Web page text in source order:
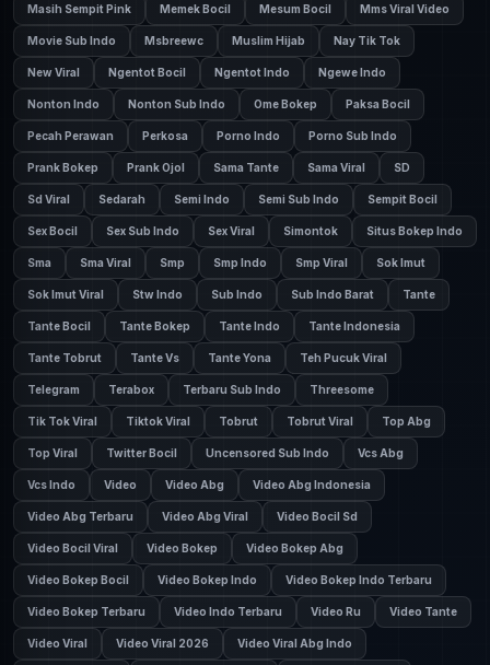
Masih Sempit Pink Memek Bocil Mesum Bocil Mms Viral Video
Movie Sub Indo Msbreewc Muslim Hijab Nay Tik Tok
New Viral Ngentot Bocil Ngentot Indo Ngewe Indo
Nonton Indo Nonton Sub Indo Ome Bokep Paksa Bocil
Pecah Perawan Perkosa Porno Indo Porno Sub Indo
Prank Bokep Prank Ojol Sama Tante Sama Viral SD
Sd Viral Sedarah Semi Indo Semi Sub Indo Sempit Bocil
Sex Bocil Sex Sub Indo Sex Viral Simontok Situs Bokep Indo
Sma Sma Viral Smp Smp Indo Smp Viral Sok Imut
Sok Imut Viral Stw Indo Sub Indo Sub Indo Barat Tante
Tante Bocil Tante Bokep Tante Indo Tante Indonesia
Tante Tobrut Tante Vs Tante Yona Teh Pucuk Viral
Telegram Terabox Terbaru Sub Indo Threesome
Tik Tok Viral Tiktok Viral Tobrut Tobrut Viral Top Abg
Top Viral Twitter Bocil Uncensored Sub Indo Vcs Abg
Vcs Indo Video Video Abg Video Abg Indonesia
Video Abg Terbaru Video Abg Viral Video Bocil Sd
Video Bocil Viral Video Bokep Video Bokep Abg
Video Bokep Bocil Video Bokep Indo Video Bokep Indo Terbaru
Video Bokep Terbaru Video Indo Terbaru Video Ru Video Tante
Video Viral Video Viral 2026 Video Viral Abg Indo